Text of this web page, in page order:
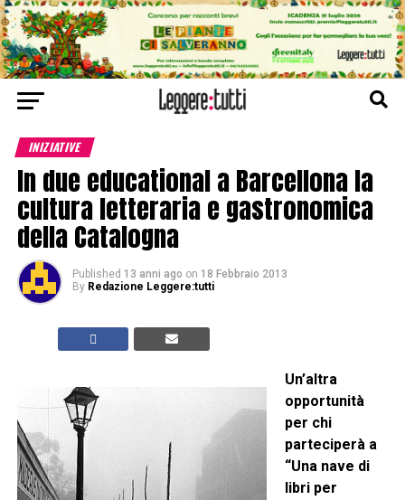
INIZIATIVE
In due educational a Barcellona la
cultura letteraria e gastronomica
della Catalogna
Published 13 anni ago on 18 Febbraio 2013
By Redazione Leggere:tutti
Un’altra
opportunità
per chi
parteciperà a
“Una nave di
libri per